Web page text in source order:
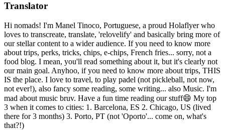
Translator
Hi nomads! I'm Manel Tinoco, Portuguese, a proud Holaflyer who
loves to transcreate, translate, 'relovelify' and basically bring more of
our stellar content to a wider audience. If you need to know more
about trips, perks, tricks, chips, e-chips, French fries... sorry, not a
food blog. I mean, you'll read something about it, but it's clearly not
our main goal. Anyhoo, if you need to know more about trips, THIS
IS the place. I love to travel, to play padel (not pickleball, not now,
not ever!), also fancy some reading, some writing... also Music. I'm
mad about music bruv. Have a fun time reading our stuff😄 My top
3 when it comes to cities: 1. Barcelona, ES 2. Chicago, US (lived
there for 3 months) 3. Porto, PT (not 'Oporto'... come on, what's
that?!)